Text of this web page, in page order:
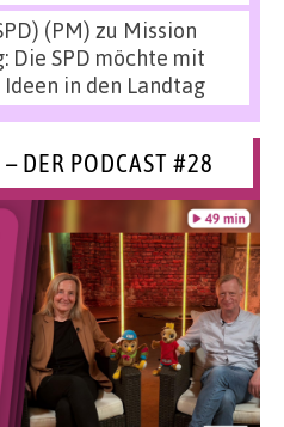
(PM) zu Mission
Die SPD möchte mit
in den Landtag
– DER PODCAST #28